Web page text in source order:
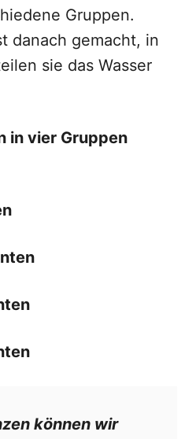
Gruppen.
danach gemacht, in
sie das Wasser
in vier Gruppen
können wir